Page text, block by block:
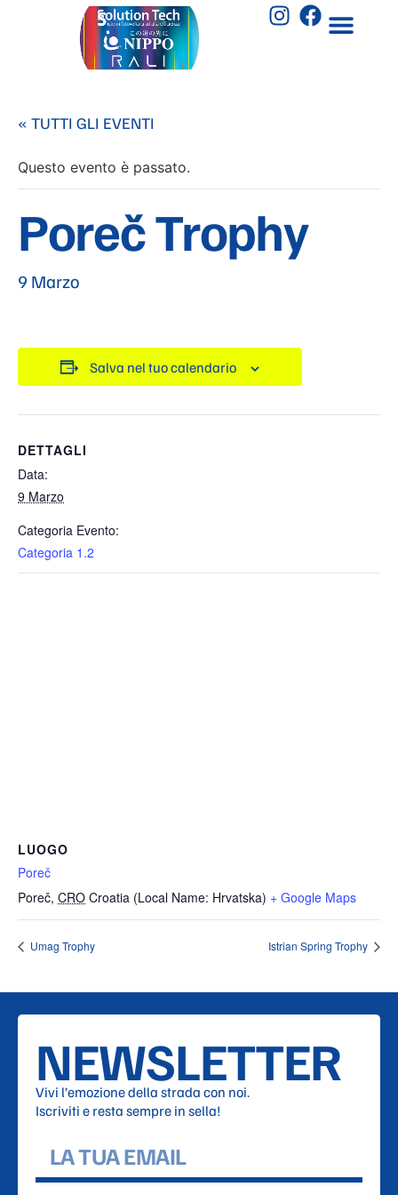
« TUTTI GLI EVENTI
Questo evento è passato.
Poreč Trophy
9 Marzo
Salva nel tuo calendario
DETTAGLI
Data:
9 Marzo
Categoria Evento:
Categoria 1.2
LUOGO
Poreč
Poreč, CRO Croatia (Local Name: Hrvatska) + Google Maps
Umag Trophy Istrian Spring Trophy
NEWSLETTER
Vivi l’emozione della strada con noi.
Iscriviti e resta sempre in sella!